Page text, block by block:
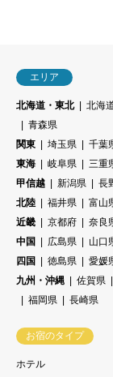
エリア
北海道・東北 北海
青森県
関東
埼玉県 千葉
東海
岐阜県 三重
甲信越
新潟県 長
北陸
福井県 富山
近畿
京都府 奈良
中国
広島県 山口
四国
徳島県 愛媛
九州・沖縄
佐賀県
福岡県
長崎県
お宿のタイプ
ホテル